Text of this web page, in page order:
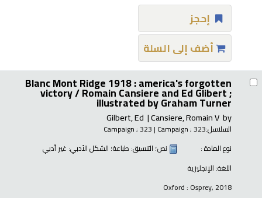
إحجز
أضف إلى السلة
Blanc Mont Ridge 1918 : america's forgotten
victory /Romain Cansiere and Ed Glibert ;
illustrated by Graham Turner
by
Cansiere, Romain V
Gilbert, Ed
السلاسل: Campaign; 323| Campaign; 323
نوع المادة :
نص؛ التنسيق: طباعة؛ الشكل الأدبي: غير أدبي
اللغة: الإنجليزية
Oxford : Osprey, 2018